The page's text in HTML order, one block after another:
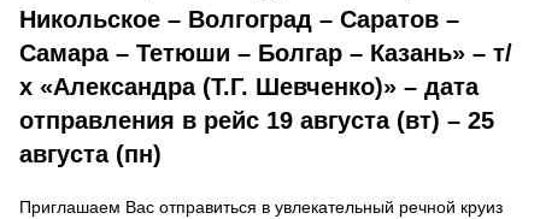
Никольское – Волгоград – Саратов –
Самара – Тетюши – Болгар – Казань» – т/
х «Александра (Т.Г. Шевченко)» – дата
отправления в рейс 19 августа (вт) – 25
августа (пн)
Приглашаем Вас отправиться в увлекательный речной круиз